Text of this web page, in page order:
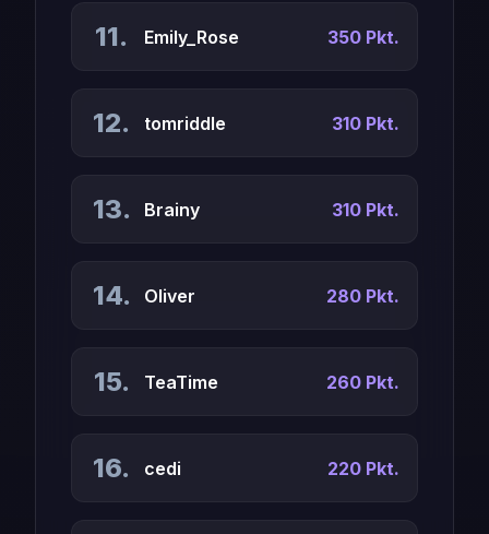
11. Emily_Rose 350 Pkt.
12. tomriddle 310 Pkt.
13. Brainy 310 Pkt.
14. Oliver 280 Pkt.
15. TeaTime 260 Pkt.
16. cedi 220 Pkt.